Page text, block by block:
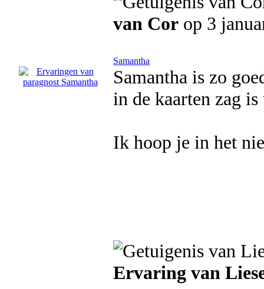
van Cor op 3
Samantha
Samantha is zo
in de kaarten zag
Ik hoop je in het
Ervaring van